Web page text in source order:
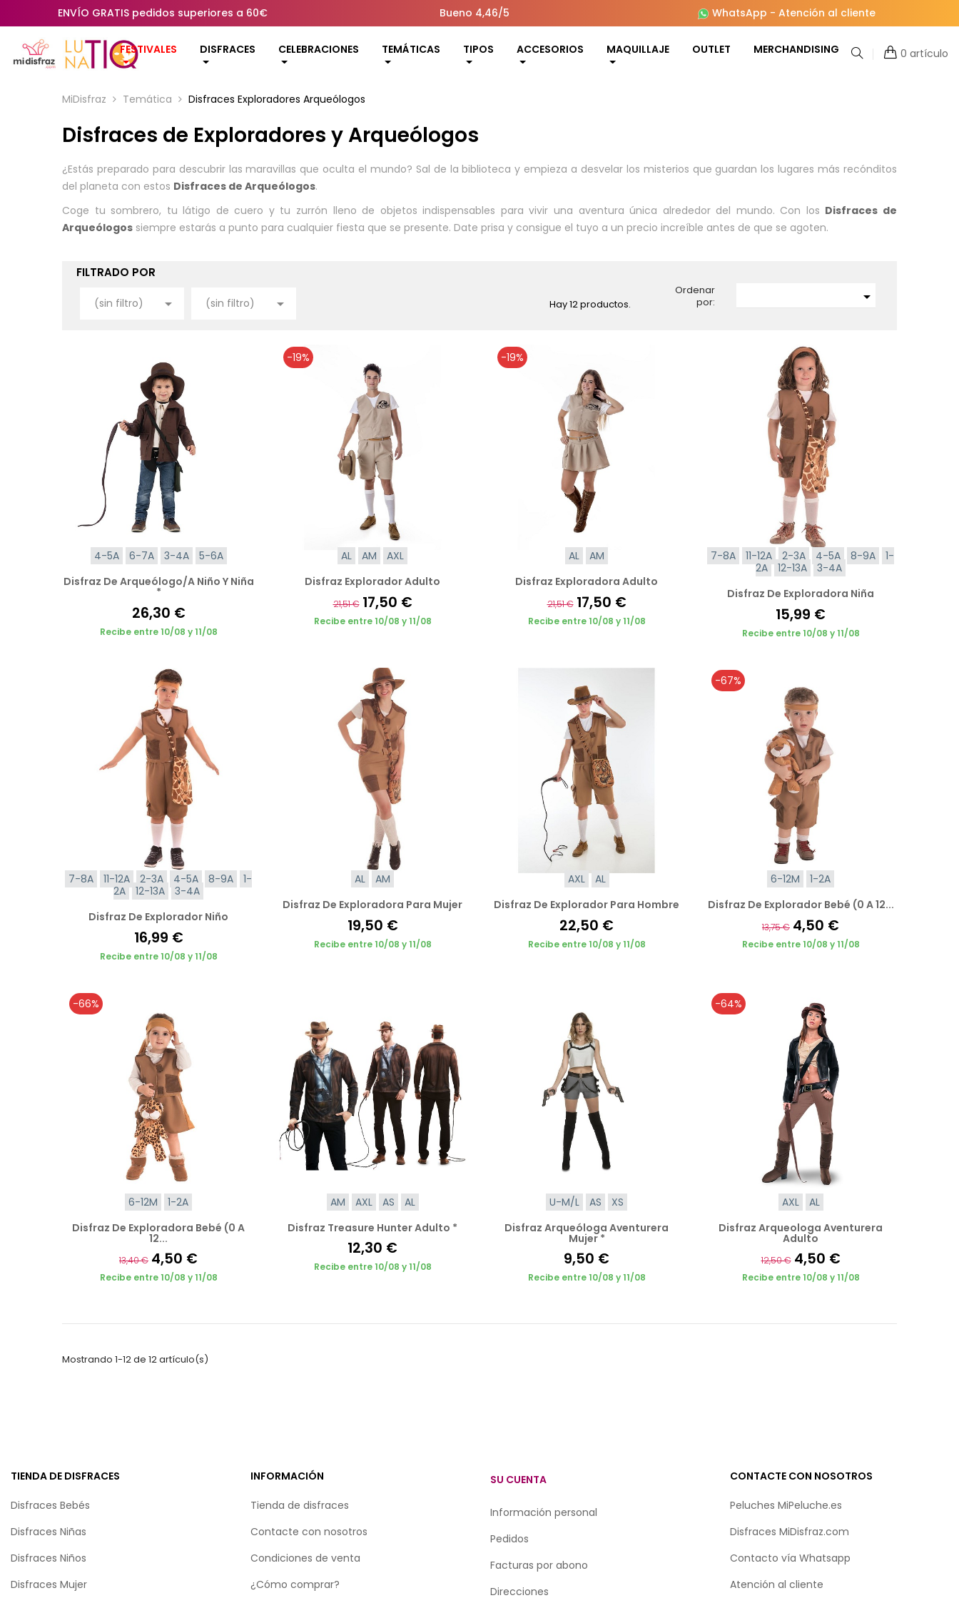
ENVÍO GRATIS pedidos superiores a 60€ Bueno 4,46/5 WhatsApp - Atención al cliente
FESTIVALES DISFRACES CELEBRACIONES TEMÁTICAS TIPOS ACCESORIOS MAQUILLAJE OUTLET MERCHANDISING 0 artículo
MiDisfraz Temática Disfraces Exploradores Arqueólogos
Disfraces de Exploradores y Arqueólogos
¿Estás preparado para descubrir las maravillas que oculta el mundo? Sal de la biblioteca y empieza a desvelar los misterios que guardan los lugares más recónditos
del planeta con estos Disfraces de Arqueólogos.
Coge tu sombrero, tu látigo de cuero y tu zurrón lleno de objetos indispensables para vivir una aventura única alrededor del mundo. Con los Disfraces de
Arqueólogos siempre estarás a punto para cualquier fiesta que se presente. Date prisa y consigue el tuyo a un precio increíble antes de que se agoten.
FILTRADO POR
(sin filtro)  (sin filtro)  Hay 12 productos.
Ordenar
por:

4-5A 6-7A 3-4A
5-6A
Disfraz De Arqueólogo/a Niño Y Niña
*
26,30 €
Recibe entre 10/08 y 11/08
-19%
AL AM
AXL
Disfraz Explorador Adulto
21,51 € 17,50 €
Recibe entre 10/08 y 11/08
-19%
AL
AM
Disfraz Exploradora Adulto
21,51 € 17,50 €
Recibe entre 10/08 y 11/08
7-8A 11-12A 2-3A 4-5A 8-9A
1-
2A
12-13A
3-4A
Disfraz De Exploradora Niña
15,99 €
Recibe entre 10/08 y 11/08
7-8A 11-12A 2-3A 4-5A 8-9A
1-
2A
12-13A
3-4A
Disfraz De Explorador Niño
16,99 €
Recibe entre 10/08 y 11/08
AL
AM
Disfraz De Exploradora Para Mujer
19,50 €
Recibe entre 10/08 y 11/08
AXL
AL
Disfraz De Explorador Para Hombre
22,50 €
Recibe entre 10/08 y 11/08
-67%
6-12M
1-2A
Disfraz De Explorador Bebé (0 A 12...
13,75 € 4,50 €
Recibe entre 10/08 y 11/08
-66%
6-12M
1-2A
Disfraz De Exploradora Bebé (0 A
12...
13,40 € 4,50 €
Recibe entre 10/08 y 11/08
AM AXL AS
AL
Disfraz Treasure Hunter Adulto *
12,30 €
Recibe entre 10/08 y 11/08
U-M/L AS
XS
Disfraz Arqueóloga Aventurera
Mujer *
9,50 €
Recibe entre 10/08 y 11/08
-64%
AXL
AL
Disfraz Arqueologa Aventurera
Adulto
12,50 € 4,50 €
Recibe entre 10/08 y 11/08
Mostrando 1-12 de 12 artículo(s)
TIENDA DE DISFRACES
Disfraces Bebés
Disfraces Niñas
Disfraces Niños
Disfraces Mujer
INFORMACIÓN
Tienda de disfraces
Contacte con nosotros
Condiciones de venta
¿Cómo comprar?
SU CUENTA
Información personal
Pedidos
Facturas por abono
Direcciones
CONTACTE CON NOSOTROS
Peluches MiPeluche.es
Disfraces MiDisfraz.com
Contacto vía Whatsapp
Atención al cliente